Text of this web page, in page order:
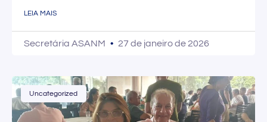
LEIA MAIS
Secretária ASANM 27 de janeiro de 2026
Uncategorized